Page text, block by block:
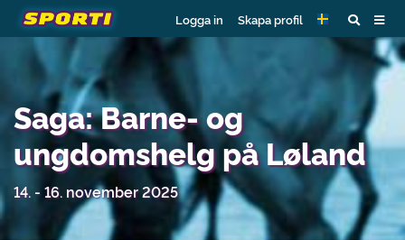
Logga in Skapa profil
Saga: Barne- og
ungdomshelg på Løland
14. - 16. november 2025